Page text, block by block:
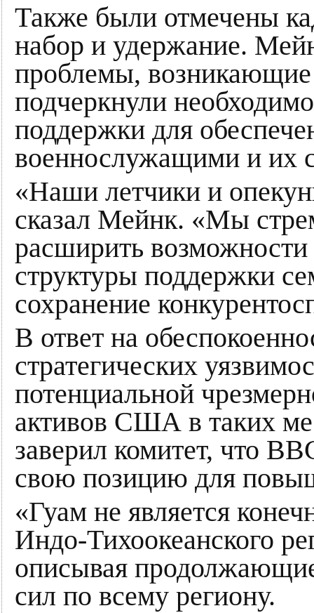
Также были отмечены
набор и удержание.
проблемы, возникающие
подчеркнули
поддержки для
военнослужащими и их
«Наши летчики и
сказал Мейнк. «Мы
расширить возможности
структуры поддержки
сохранение
В ответ на
стратегических
потенциальной
активов США в таких
заверил комитет, что
свою позицию для
«Гуам не является
Индо-Тихоокеанского
описывая
сил по всему региону.